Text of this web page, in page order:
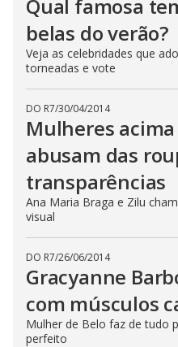
Qual famosa
belas do verão?
Veja as celebridades que
torneadas e vote
DO R7/30/04/2014
Mulheres
abusam das
transparências
Ana Maria Braga e Zilu
visual
DO R7/26/06/2014
Gracyanne
com músculos
Mulher de Belo faz de tudo
perfeito